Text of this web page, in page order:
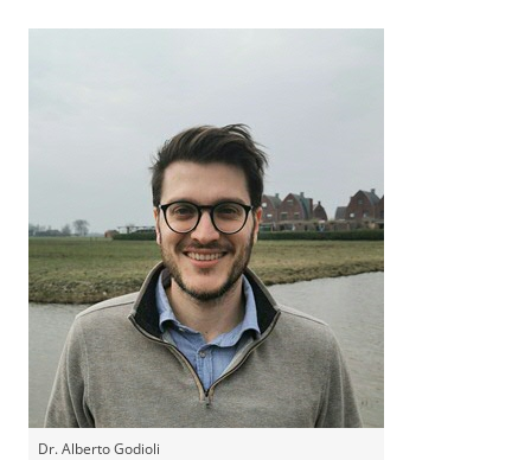
Dr. Alberto Godioli